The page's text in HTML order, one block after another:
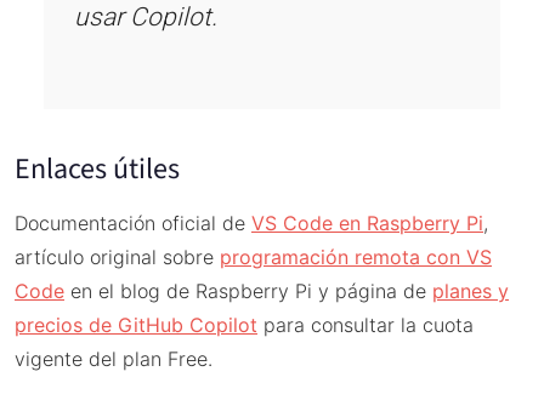
usar Copilot.
Enlaces útiles
Documentación oficial de VS Code en Raspberry Pi,
artículo original sobre programación remota con VS
Code en el blog de Raspberry Pi y página de planes y
precios de GitHub Copilot para consultar la cuota
vigente del plan Free.